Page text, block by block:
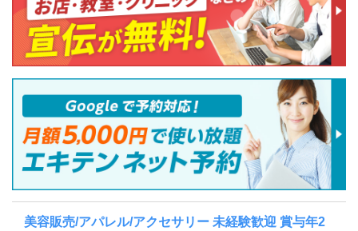
美容販売/アパレル/アクセサリー 未経験歓迎 賞与年2